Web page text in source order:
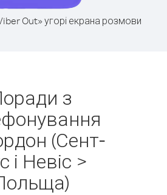
Out» угорі екрана розмови
з
(Сент-
і Невіс >